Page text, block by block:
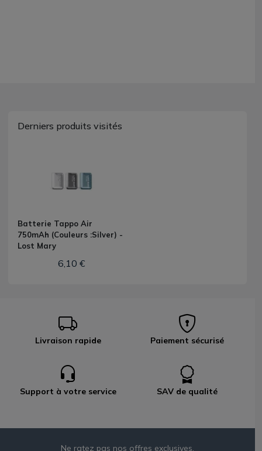
Derniers produits visités
Batterie Tappo Air
750mAh (Couleurs :Silver) -
Lost Mary
6,10 €
Livraison rapide Paiement sécurisé
Support à votre service SAV de qualité
Ne ratez pas nos offres exclusives,